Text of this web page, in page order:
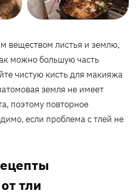
веществом листья и землю,
можно большую часть
чистую кисть для макияжа
земля не имеет
поэтому повторное
если проблема с тлей не
тли